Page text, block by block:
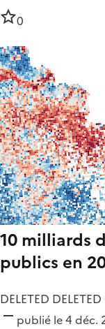
0
10 milliards
publics en
DELETED DELETED
publié le 4 déc.